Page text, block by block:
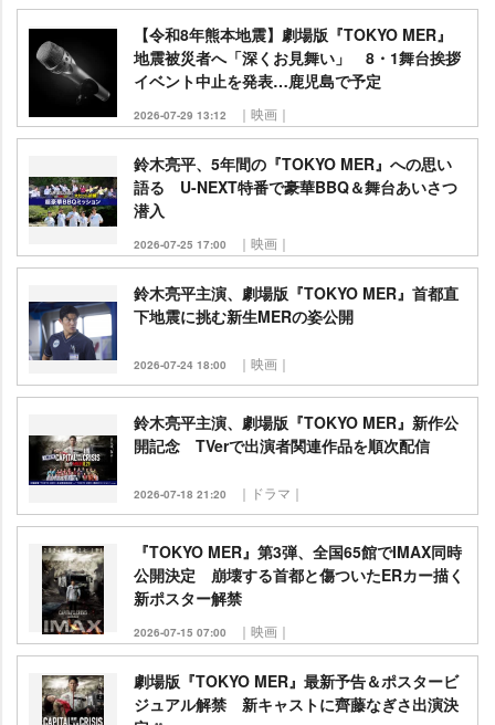
【令和8年熊本地震】劇場版『TOKYO MER』
地震被災者へ「深くお見舞い」 8・1舞台挨拶
イベント中止を発表…鹿児島で予定
2026-07-29 13:12 ｜映画｜
鈴木亮平、5年間の『TOKYO MER』への思い
語る U-NEXT特番で豪華BBQ＆舞台あいさつ
潜入
2026-07-25 17:00 ｜映画｜
鈴木亮平主演、劇場版『TOKYO MER』首都直
下地震に挑む新生MERの姿公開
2026-07-24 18:00 ｜映画｜
鈴木亮平主演、劇場版『TOKYO MER』新作公
開記念 TVerで出演者関連作品を順次配信
2026-07-18 21:20 ｜ドラマ｜
『TOKYO MER』第3弾、全国65館でIMAX同時
公開決定 崩壊する首都と傷ついたERカー描く
新ポスター解禁
2026-07-15 07:00 ｜映画｜
劇場版『TOKYO MER』最新予告＆ポスタービ
ジュアル解禁 新キャストに齊藤なぎさ出演決